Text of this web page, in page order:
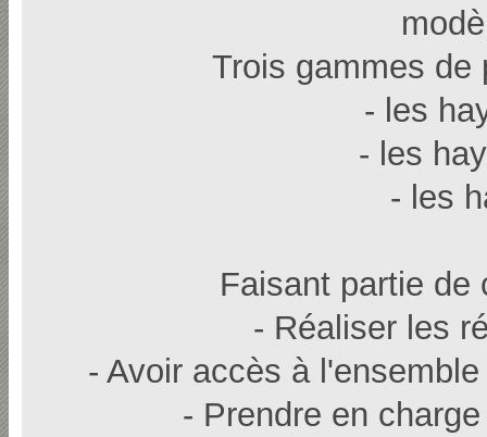
Trois gammes de
- les
- les
- les
Faisant partie de
- Réaliser les
- Avoir accès à
- Prendre en